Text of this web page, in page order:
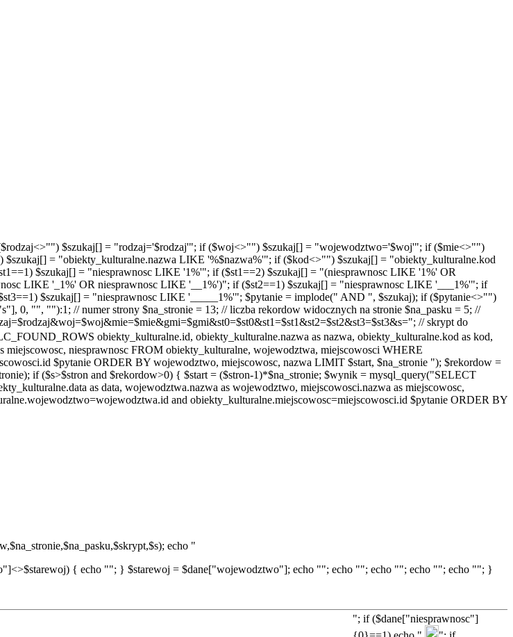
$szukaj[] = "rodzaj='$rodzaj'"; if ($woj<>"") $szukaj[] = "wojewodztwo='$woj'"; if ($mie<>"")
= "obiekty_kulturalne.nazwa LIKE '%$nazwa%'"; if ($kod<>"") $szukaj[] = "obiekty_kulturalne.kod
$szukaj[] = "niesprawnosc LIKE '1%'"; if ($st1==2) $szukaj[] = "(niesprawnosc LIKE '1%' OR
LIKE '_1%' OR niesprawnosc LIKE '__1%')"; if ($st2==1) $szukaj[] = "niesprawnosc LIKE '___1%'"; if
$szukaj[] = "niesprawnosc LIKE '_____1%'"; $pytanie = implode(" AND ", $szukaj); if ($pytanie<>"")
0, "", ""):1; // numer strony $na_stronie = 13; // liczba rekordow widocznych na stronie $na_pasku = 5; //
// skrypt do
obiekty_kulturalne.id, obiekty_kulturalne.nazwa as nazwa, obiekty_kulturalne.kod as kod,
niesprawnosc FROM obiekty_kulturalne, wojewodztwa, miejscowosci WHERE
$pytanie ORDER BY wojewodztwo, miejscowosc, nazwa LIMIT $start, $na_stronie "); $rekordow =
if ($s>$stron and $rekordow>0) { $start = ($stron-1)*$na_stronie; $wynik = mysql_query("SELECT
as data, wojewodztwa.nazwa as wojewodztwo, miejscowosci.nazwa as miejscowosc,
and obiekty_kulturalne.miejscowosc=miejscowosci.id $pytanie ORDER BY
echo "
{ echo ""; } $starewoj = $dane["wojewodztwo"]; echo ""; echo ""; echo ""; echo ""; echo ""; }
"; if ($dane["niesprawnosc"]